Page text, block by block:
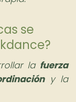
se
la fuerza
y la